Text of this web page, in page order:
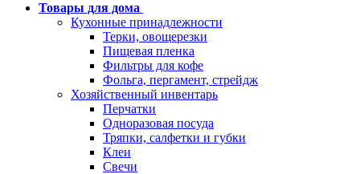
Товары для дома
Кухонные принадлежности
Терки, овощерезки
Пищевая пленка
Фильтры для кофе
Фольга, пергамент, стрейдж
Хозяйственный инвентарь
Перчатки
Одноразовая посуда
Тряпки, салфетки и губки
Клеи
Свечи